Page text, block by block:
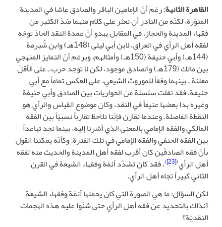
الظاهرة الثانية:رغم أنّ الإمامين الباقر والصادق عاشا في المدينة
المنوّرة، لكنّه من النادر أن نعثر على كلام منهما ضدّ الكثير من
فقهاء المدينة والحجاز، في المقابل يبدو أنّ عمدة النقد الحادّ توجّه
لفقه أهل الرأي في العراق، لابن أبي ليلى (148هـ) وابن شُبرمة
(144هـ) وأبي حنيفة (150هـ) وأمثالهم، وبرغم أنّ التمايز المنهجي
بين مالك (179هـ) والصادق موجود، لكن لا توجد حرب ـ على الأقلّ
معلنة ـ بينهما وفقاً للموروث الشيعي، على العكس تماماً مع أبي
حنيفة، فقد نقلت سلسلة من الحواريات بين الصادق وأبي حنيفة
وغيره بدا بعضها عنيفاً في النقد، وكان موضوع القياس والرأي هو
النقطة الفاصلة. وعندما نقارن فإنّنا نلاحظ تقارباً نسبيّاً بين الفقه
المالكي والفقه الإمامي بالمعنى الذي أشرنا إليه، بينما نجد تباعداً
بين الفقه الحنفي والفقه الإمامي في تلك الفترة. وكأنّه يمكننا القول
بأنّ فقه الصادقَين كان أقرب لفقه أهل المدينة والحديث منه لفقه
أهل الرأي(
[23]
)، فقد كان تشدّد أئمّة وفقهاء الشيعة في القرن
الثاني كبيراً تجاه أهل الرأي.
لكن السؤال: ما هي الصورة التي كان يحملها أئمّة وفقهاء الشيعة
آنذاك بالتحديد عن فقه أهل الرأي حتى شنّوا عليه هذه الهجمات
النقديّة؟